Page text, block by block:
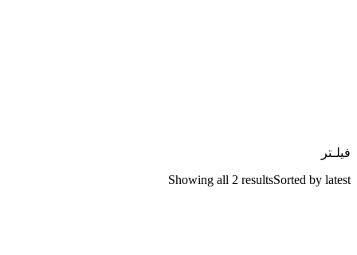
فیلـتر
Showing all 2 resultsSorted by latest